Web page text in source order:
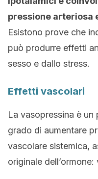
pressione arteriosa
Esistono prove che
può produrre effetti
sesso e dallo stress.
Effetti vascolari
La vasopressina è
grado di aumentare
vascolare sistemica,
originale